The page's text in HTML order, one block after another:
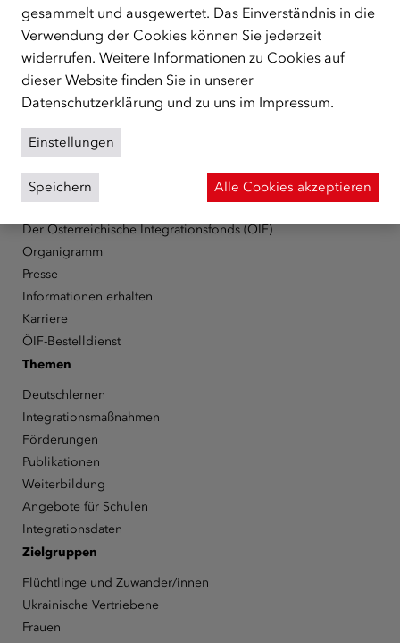
ÜBER UNS
Der Österreichische Integrationsfonds (ÖIF) ist ein Fonds der
Republik Österreich, der Flüchtlinge, subsidiär
Schutzberechtigte, Vertriebene sowie Zuwander/innen als
zentrale Anlaufstelle bei der Integration in Österreich
FacebookYouTubeInstagram
Über den ÖIF
Der Österreichische Integrationsfonds (ÖIF)
Organigramm
Presse
Informationen erhalten
Karriere
ÖIF-Bestelldienst
Themen
Deutschlernen
Integrationsmaßnahmen
Förderungen
Publikationen
Weiterbildung
Angebote für Schulen
Integrationsdaten
Zielgruppen
Flüchtlinge und Zuwander/innen
Ukrainische Vertriebene
Frauen
gesammelt und ausgewertet. Das Einverständnis in die
Verwendung der Cookies können Sie jederzeit
widerrufen. Weitere Informationen zu Cookies auf
dieser Website finden Sie in unserer
Datenschutzerklärung und zu uns im Impressum.
Einstellungen
Speichern Alle Cookies akzeptieren